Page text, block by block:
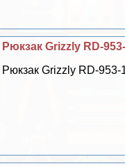
Рюкзак Grizzly RD-
Рюкзак Grizzly RD-